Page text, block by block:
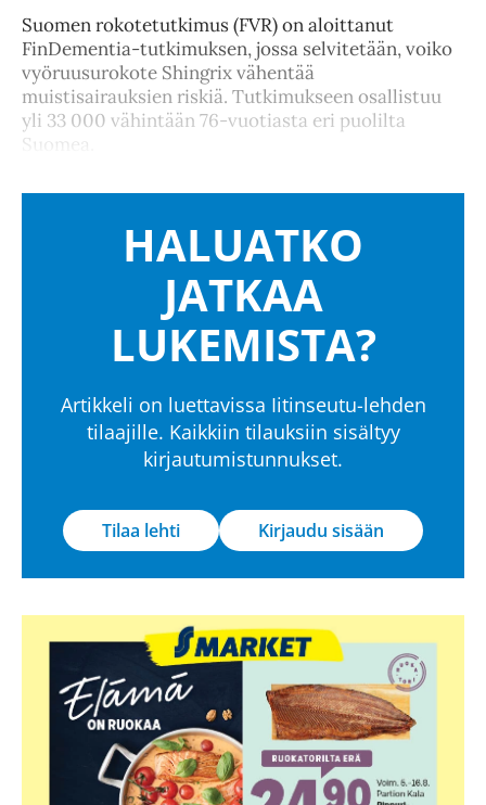
Suomen rokotetutkimus (FVR) on aloittanut
FinDementia-tutkimuksen, jossa selvitetään, voiko
vyöruusurokote Shingrix vähentää
muistisairauksien riskiä. Tutkimukseen osallistuu
yli 33 000 vähintään 76-vuotiasta eri puolilta
Suomea.
HALUATKO
JATKAA
LUKEMISTA?
Artikkeli on luettavissa Iitinseutu-lehden
tilaajille. Kaikkiin tilauksiin sisältyy
kirjautumistunnukset.
Tilaa lehti Kirjaudu sisään